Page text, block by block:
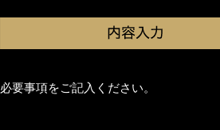
必要事項をご記入ください。